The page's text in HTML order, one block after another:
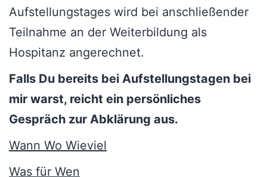
Aufstellungstages wird bei anschließender
Teilnahme an der Weiterbildung als
Hospitanz angerechnet.
Falls Du bereits bei Aufstellungstagen bei
mir warst, reicht ein persönliches
Gespräch zur Abklärung aus.
Wann Wo Wieviel
Was für Wen